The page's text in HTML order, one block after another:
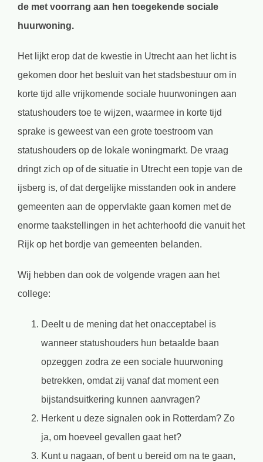
de met voorrang aan hen toegekende sociale
huurwoning.
Het lijkt erop dat de kwestie in Utrecht aan het licht is
gekomen door het besluit van het stadsbestuur om in
korte tijd alle vrijkomende sociale huurwoningen aan
statushouders toe te wijzen, waarmee in korte tijd
sprake is geweest van een grote toestroom van
statushouders op de lokale woningmarkt. De vraag
dringt zich op of de situatie in Utrecht een topje van de
ijsberg is, of dat dergelijke misstanden ook in andere
gemeenten aan de oppervlakte gaan komen met de
enorme taakstellingen in het achterhoofd die vanuit het
Rijk op het bordje van gemeenten belanden.
Wij hebben dan ook de volgende vragen aan het
college:
Deelt u de mening dat het onacceptabel is
wanneer statushouders hun betaalde baan
opzeggen zodra ze een sociale huurwoning
betrekken, omdat zij vanaf dat moment een
bijstandsuitkering kunnen aanvragen?
Herkent u deze signalen ook in Rotterdam? Zo
ja, om hoeveel gevallen gaat het?
Kunt u nagaan, of bent u bereid om na te gaan,